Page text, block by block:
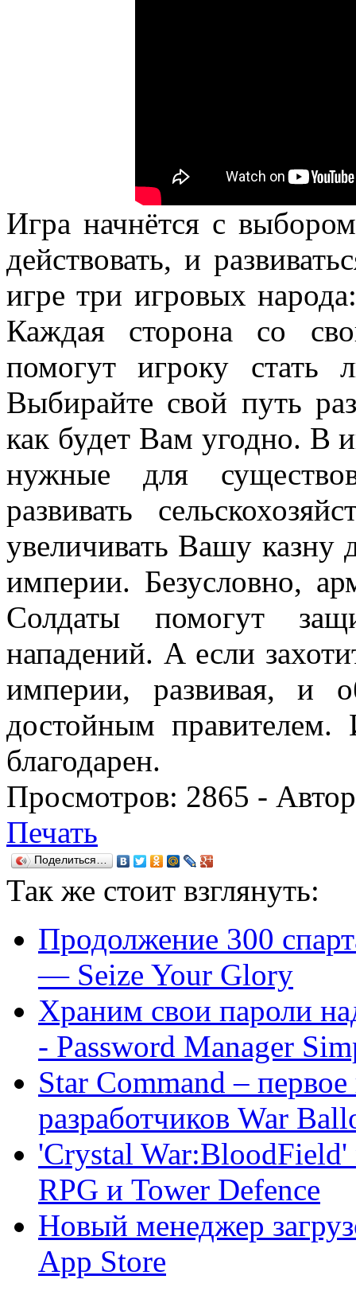
Игра начнётся с
действовать, и
игре три игровых
Каждая сторона со
помогут игроку стать
Выбирайте свой путь
как будет Вам угодно. В
нужные для
развивать
увеличивать Вашу казну
империи. Безусловно,
Солдаты помогут
нападений. А если
империи, развивая, и
достойным
благодарен.
Просмотров: 2865 -
Печать
Поделиться…
Так же стоит взглянуть:
Продолжение 300
— Seize Your Glory
Храним свои пароли
- Password Manager
Star Command –
разработчиков War
'Crystal War:BloodField'
RPG и Tower Defence
Новый менеджер
App Store